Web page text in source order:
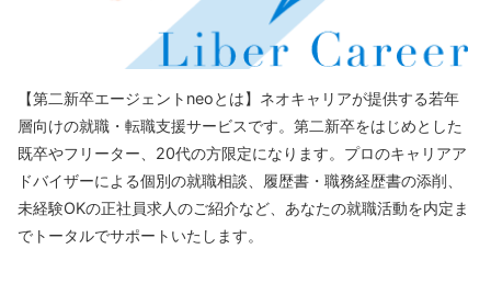
【第二新卒エージェントneoとは】ネオキャリアが提供する若年
層向けの就職・転職支援サービスです。第二新卒をはじめとした
既卒やフリーター、20代の方限定になります。プロのキャリアア
ドバイザーによる個別の就職相談、履歴書・職務経歴書の添削、
未経験OKの正社員求人のご紹介など、あなたの就職活動を内定ま
でトータルでサポートいたします。